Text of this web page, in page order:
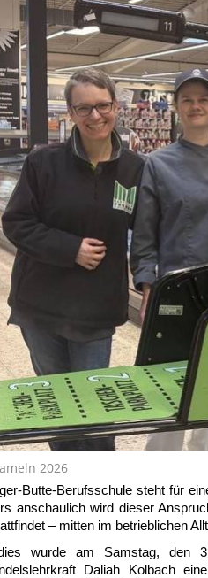
2026
Butte-Berufsschule steht für
anschaulich wird dieser
– mitten im betrieblichen
wurde am Samstag, den
Daliah Kolbach